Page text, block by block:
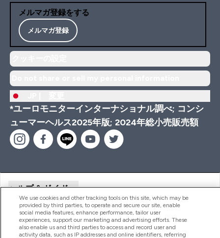
メルマガ登録をする
メルマガ登録
*ユーロモニターインターナショナル調べ; コンシ
ューマーヘルス2025年版; 2024年総小売販売額
ヘルプ＆ガイド
商品について
We use cookies and other tracking tools on this site, which may be
provided by third parties, to operate and secure our site, enable
social media features, enhance performance, tailor user
experiences, support our marketing and advertising efforts. These
also enable us and third parties to access and record user and
activity data, such as IP addresses and online identifiers, referring